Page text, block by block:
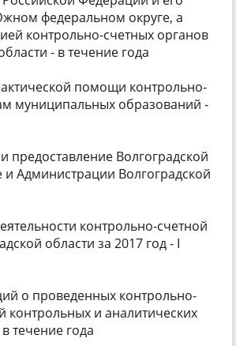
федеральном округе, а
контрольно-счетных органов
- в течение года
помощи контрольно-
муниципальных образований -
предоставление Волгоградской
и Администрации Волгоградской
контрольно-счетной
области за 2017 год - I
о проведенных контрольно-
контрольных и аналитических
течение года